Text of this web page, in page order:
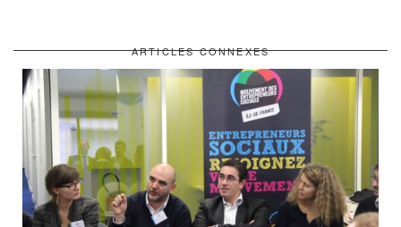
ARTICLES CONNEXES